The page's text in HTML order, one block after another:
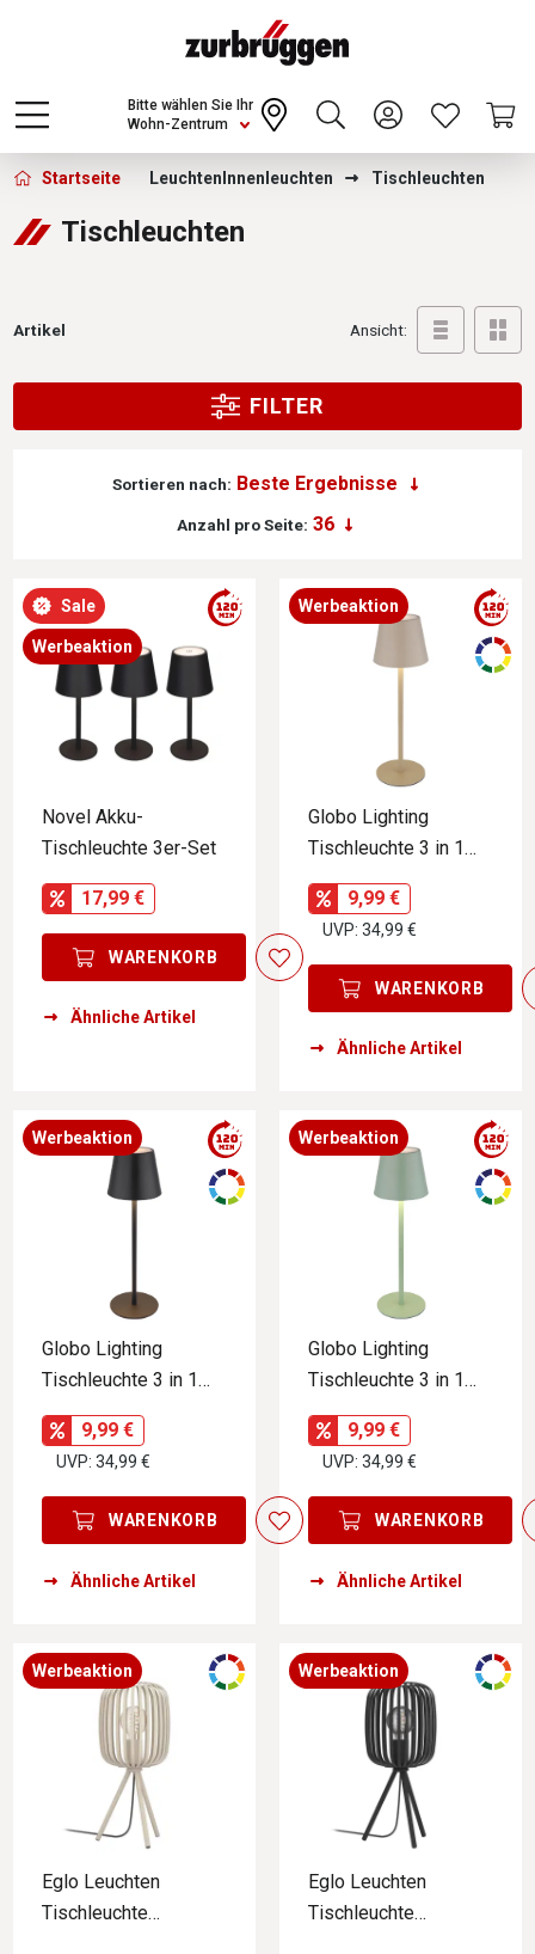
Choose a different country or region to see
content for your location and shop online
CONTINUE
Wohn-Zentrum
Bitte wählen Sie Ihr
Zurbrüggen - Tischleuchten
Startseite Leuchten Innenleuchten Tischleuchten
Tischleuchten
Artikel Ansicht:
FILTER
Sortieren nach:
Anzahl pro Seite:
Sale
Werbeaktion
Novel Akku-
Tischleuchte 3er-Set
17,99 €
WARENKORB
Ähnliche Artikel
Werbeaktion
Globo Lighting
Tischleuchte 3 in 1
VANNIE
9,99 €
UVP: 34,99 €
WARENKORB
Ähnliche Artikel
Werbeaktion
Globo Lighting
Tischleuchte 3 in 1
VANNIE
9,99 €
UVP: 34,99 €
WARENKORB
Ähnliche Artikel
Werbeaktion
Globo Lighting
Tischleuchte 3 in 1
VANNIE
9,99 €
UVP: 34,99 €
WARENKORB
Ähnliche Artikel
Werbeaktion
Eglo Leuchten
Tischleuchte
Werbeaktion
Eglo Leuchten
Tischleuchte